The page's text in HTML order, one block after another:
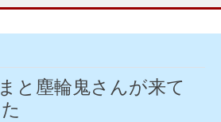
と塵輪鬼さんが来て